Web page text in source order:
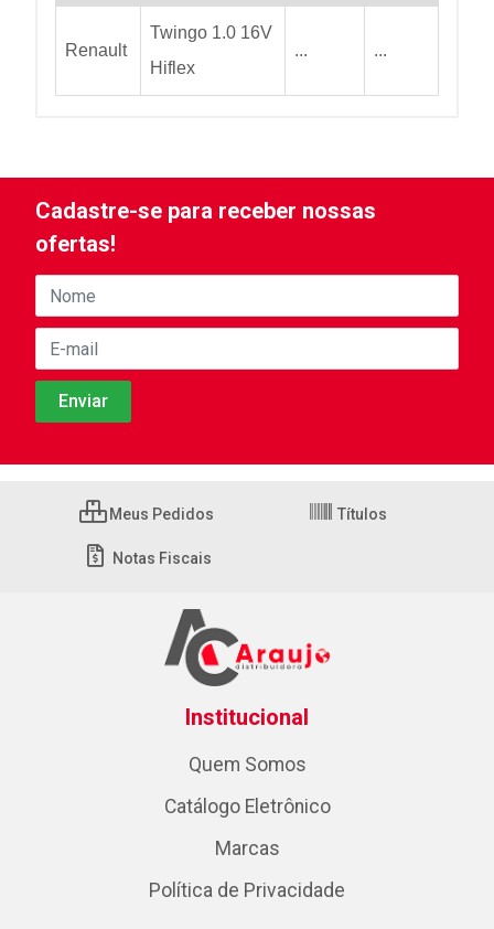
Renault
Twingo 1.0 16V
Hiflex
... ...
Cadastre-se para receber nossas
ofertas!
Meus Pedidos Títulos
Notas Fiscais
Institucional
Quem Somos
Catálogo Eletrônico
Marcas
Política de Privacidade